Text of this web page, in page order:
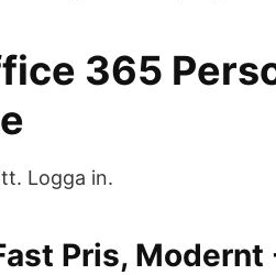
365
Logga in.
Pris, Modernt